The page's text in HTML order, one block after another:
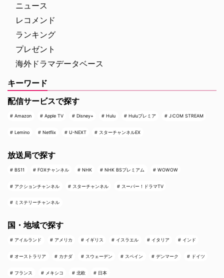
ニュース
レコメンド
ランキング
プレゼント
海外ドラマデータベース
キーワード
配信サービスで探す
Amazon Apple TV Disney+ Hulu Huluプレミア J:COM STREAM
Lemino Netflix U-NEXT スターチャンネルEX
放送局で探す
BS11 FOXチャンネル NHK NHK BSプレミアム WOWOW
アクションチャンネル スターチャンネル スーパー！ドラマTV
ミステリーチャンネル
国・地域で探す
アイルランド アメリカ イギリス イスラエル イタリア インド
オーストラリア カナダ スウェーデン スペイン デンマーク ドイツ
フランス メキシコ 北欧 日本